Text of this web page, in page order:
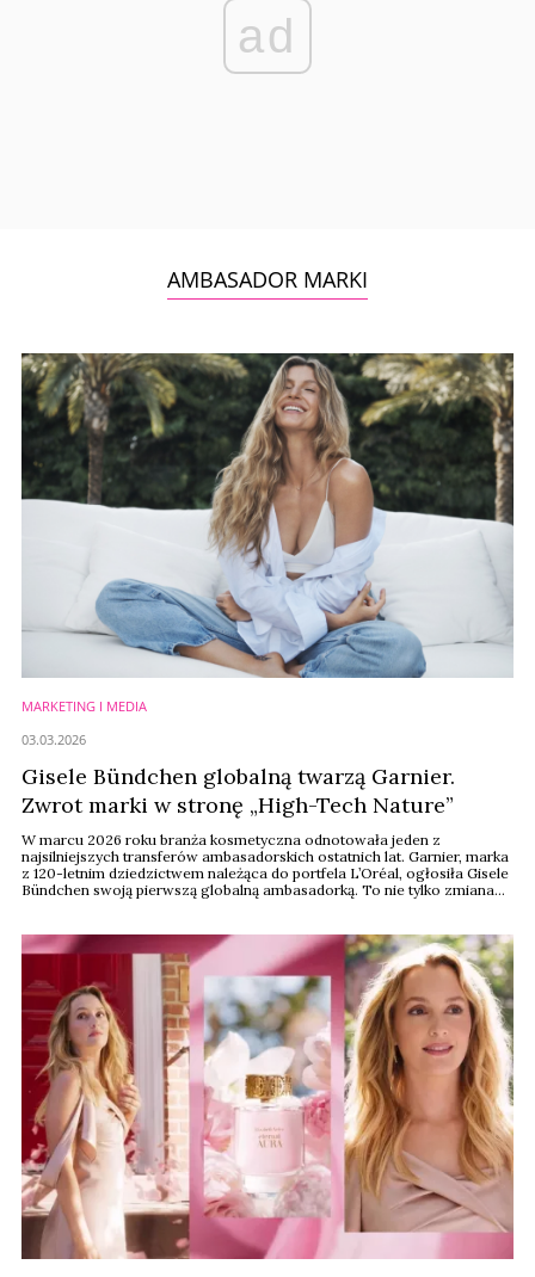
ad
AMBASADOR MARKI
MARKETING I MEDIA
Gisele Bündchen globalną twarzą Garnier.
Zwrot marki w stronę „High-Tech Nature”
W marcu 2026 roku branża kosmetyczna odnotowała jeden z
najsilniejszych transferów ambasadorskich ostatnich lat. Garnier, marka
z 120-letnim dziedzictwem należąca do portfela L’Oréal, ogłosiła Gisele
Bündchen swoją pierwszą globalną ambasadorką. To nie tylko zmiana
skuteczności i holistycznego ...
03.03.2026